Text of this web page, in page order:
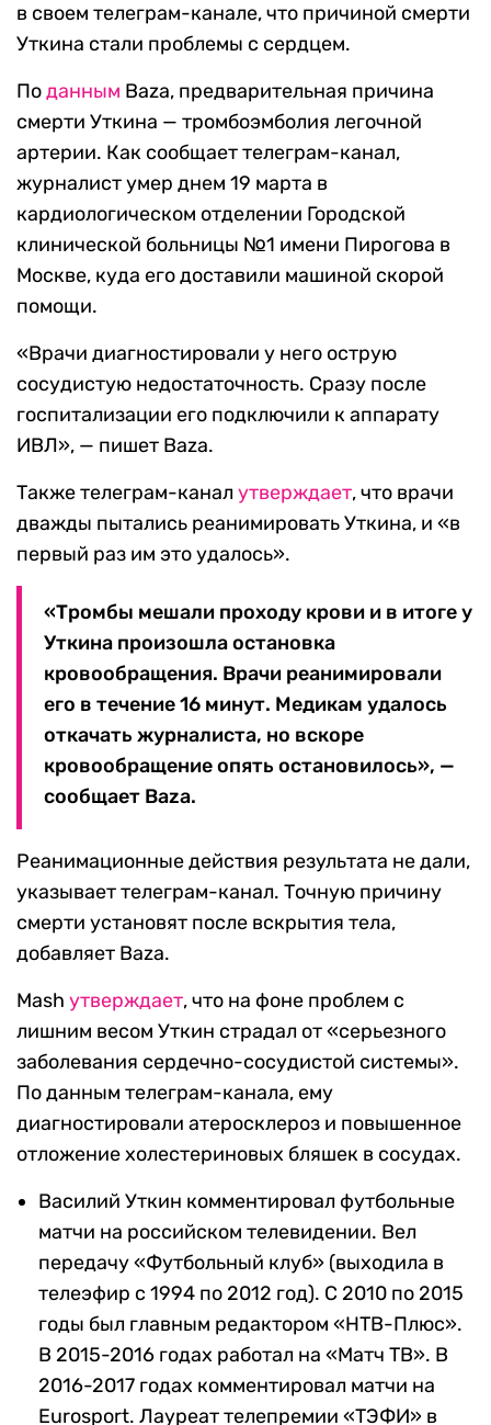
в своем телеграм-канале, что причиной смерти
Уткина стали проблемы с сердцем.
Поданным Baza, предварительная причина
смерти Уткина — тромбоэмболия легочной
артерии. Как сообщает телеграм-канал,
журналист умер днем 19 марта в
кардиологическом отделении Городской
клинической больницы №1 имени Пирогова в
Москве, куда его доставили машиной скорой
помощи.
«Врачи диагностировали у него острую
сосудистую недостаточность. Сразу после
госпитализации его подключили к аппарату
ИВЛ», — пишет Baza.
Также телеграм-канал утверждает, что врачи
дважды пытались реанимировать Уткина, и «в
первый раз им это удалось».
«Тромбы мешали проходу крови и в итоге у
Уткина произошла остановка
кровообращения. Врачи реанимировали
его в течение 16 минут. Медикам удалось
откачать журналиста, но вскоре
кровообращение опять остановилось», —
сообщает Baza.
Реанимационные действия результата не дали,
указывает телеграм-канал. Точную причину
смерти установят после вскрытия тела,
добавляет Baza.
Mash утверждает, что на фоне проблем с
лишним весом Уткин страдал от «серьезного
заболевания сердечно-сосудистой системы».
По данным телеграм-канала, ему
диагностировали атеросклероз и повышенное
отложение холестериновых бляшек в сосудах.
Василий Уткин комментировал футбольные
матчи на российском телевидении. Вел
передачу «Футбольный клуб» (выходила в
телеэфир с 1994 по 2012 год). С 2010 по 2015
годы был главным редактором «НТВ-Плюс».
В 2015-2016 годах работал на «Матч ТВ». В
2016-2017 годах комментировал матчи на
Eurosport. Лауреат телепремии «ТЭФИ» в